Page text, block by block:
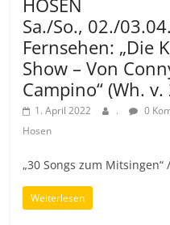
Sa./So., 02./
Fernsehen: „Die
Show – Von
Campino“ (Wh. v.
1. April 2022 . 0
Hosen
„30 Songs zum
Weiterlesen